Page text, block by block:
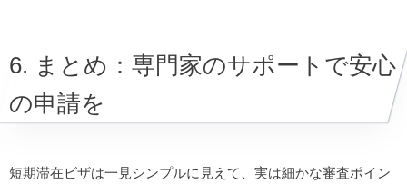
6. まとめ：専門家のサポートで安心
の申請を
短期滞在ビザは一見シンプルに見えて、実は細かな審査ポイン